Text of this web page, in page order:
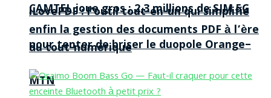
CAMTEL joue gros : 2,3 millions de SIM 5G
pour tenter de briser le duopole Orange–
MTN
iLovePDF : l’outil tout-en-un qui simplifie
enfin la gestion des documents PDF à l’ère
du tout-numérique